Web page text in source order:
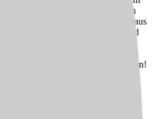
wir für unsere Bewohner:innen
bis zu 75 Plätzen. Unser Team aus
aus 89 bunten, offenen und
die fest auf die Wohnbereiche
jederzeit zur Seite
Dich bei uns willkommen zu heißen!